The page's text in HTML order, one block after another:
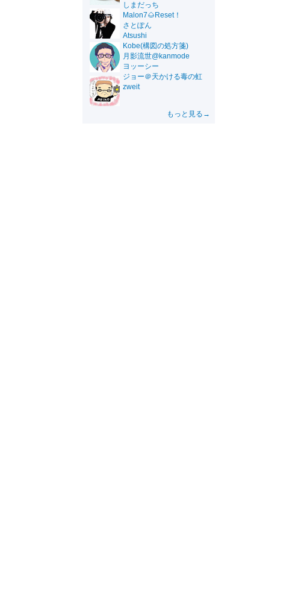
しまだっち
Malon7🌰Reset！
さとぽん
Atsushi
Kobe(構図の処方箋)
月影流世@kanmode
ヨッーシー
ジョー＠天かける毒の虹
zweit
もっと見る→